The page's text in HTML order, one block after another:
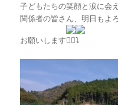
子どもたちの笑顔と涙に会
関係者の皆さん、明日もよ
お願いします